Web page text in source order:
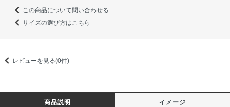
この商品について問い合わせる
サイズの選び方はこちら
レビューを見る(0件)
商品説明 イメージ